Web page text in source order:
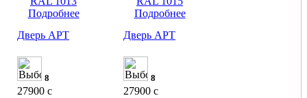
Подробнее
Дверь АРТ
8
27900 c
Подробнее
Дверь АРТ
8
27900 c